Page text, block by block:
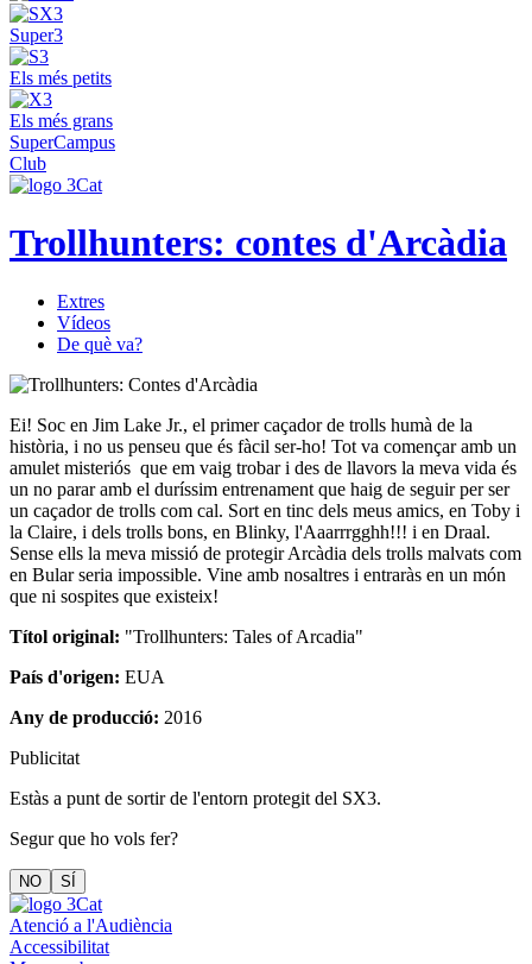
Super3
Els més petits
Els més grans
SuperCampus
Club
Trollhunters: contes d'Arcàdia
Extres
Vídeos
De què va?
Ei! Soc en Jim Lake Jr., el primer caçador de trolls humà de la
història, i no us penseu que és fàcil ser-ho! Tot va començar amb un
amulet misteriós que em vaig trobar i des de llavors la meva vida és
un no parar amb el duríssim entrenament que haig de seguir per ser
un caçador de trolls com cal. Sort en tinc dels meus amics, en Toby i
la Claire, i dels trolls bons, en Blinky, l'Aaarrrgghh!!! i en Draal.
Sense ells la meva missió de protegir Arcàdia dels trolls malvats com
en Bular seria impossible. Vine amb nosaltres i entraràs en un món
que ni sospites que existeix!
Títol original: "Trollhunters: Tales of Arcadia"
País d'origen: EUA
Any de producció: 2016
Publicitat
Estàs a punt de sortir de l'entorn protegit del SX3.
Segur que ho vols fer?
NO SÍ
Atenció a l'Audiència
Accessibilitat